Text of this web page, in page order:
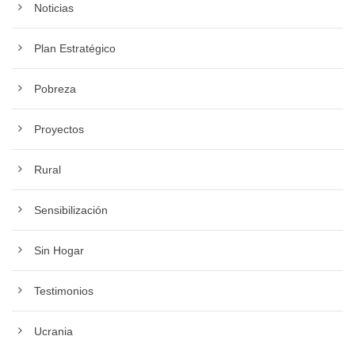
Noticias
Plan Estratégico
Pobreza
Proyectos
Rural
Sensibilización
Sin Hogar
Testimonios
Ucrania